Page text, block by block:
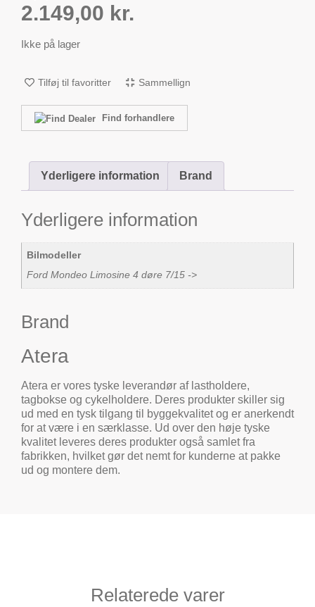
2.149,00 kr.
Ikke på lager
Tilføj til favoritter Sammellign
Find forhandlere
Yderligere information Brand
Yderligere information
Bilmodeller
Ford Mondeo Limosine 4 døre 7/15 ->
Brand
Atera
Atera er vores tyske leverandør af lastholdere,
tagbokse og cykelholdere. Deres produkter skiller sig
ud med en tysk tilgang til byggekvalitet og er anerkendt
for at være i en særklasse. Ud over den høje tyske
kvalitet leveres deres produkter også samlet fra
fabrikken, hvilket gør det nemt for kunderne at pakke
ud og montere dem.
Relaterede varer